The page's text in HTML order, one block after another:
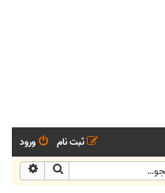
ورود
ثبت نام
جستجو